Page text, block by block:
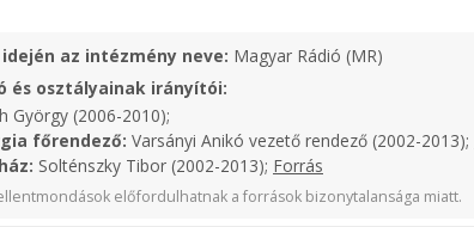
az intézmény neve: Magyar Rádió (MR)
és osztályainak irányítói:
György (2006-2010);
főrendező: Varsányi Anikó vezető rendező (2002-2013);
Solténszky Tibor (2002-2013); Forrás
előfordulhatnak a források bizonytalansága miatt.